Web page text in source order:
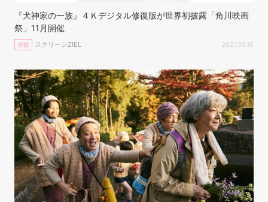
『犬神家の一族』４Ｋデジタル修復版が世界初披露「角川映画
祭」11月開催
連載 スクリーンZIEL 2021.10.16